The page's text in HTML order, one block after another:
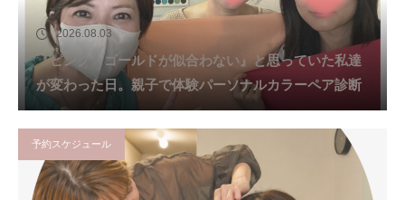
2026.08.03
『ピンク・ゴールドが似合わない』と思っていた私達
が変わった日。親子で体験パーソナルカラーペア診断
予約スケジュール